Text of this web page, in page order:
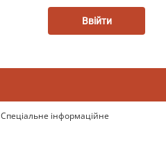
Ввійти
інформаційне